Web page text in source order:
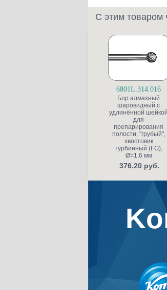
С этим товаром
6801L.314.016
Бор алмазный
шаровидный с
удлинённой шейкой
для
препарирования
полости, "грубый",
хвостовик
турбинный (FG),
Ø=1,6 мм
376.20 руб.